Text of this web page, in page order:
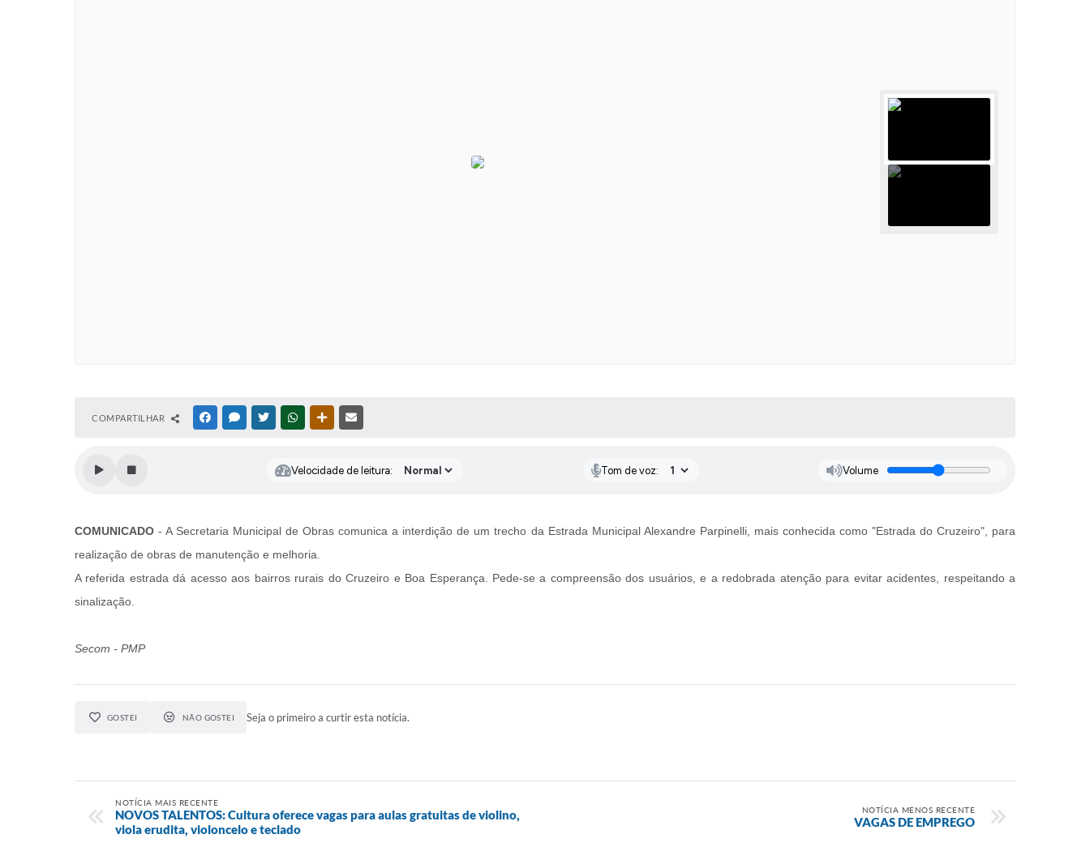
COMPARTILHAR FACEBOOKMESSENGER
TWITTERWHATSAPPOUTRAS MÍDIAS
Velocidade de leitura: Tom de voz: Volume
COMUNICADO - A Secretaria Municipal de Obras comunica a interdição de um trecho da Estrada Municipal Alexandre Parpinelli, mais conhecida como "Estrada do Cruzeiro", para
realização de obras de manutenção e melhoria.
A referida estrada dá acesso aos bairros rurais do Cruzeiro e Boa Esperança. Pede-se a compreensão dos usuários, e a redobrada atenção para evitar acidentes, respeitando a
sinalização.
Secom - PMP
GOSTEI NÃO GOSTEI Seja o primeiro a curtir esta notícia.
NOTÍCIA MAIS RECENTE
NOVOS TALENTOS: Cultura oferece vagas para aulas gratuitas de violino,
viola erudita, violoncelo e teclado
NOTÍCIA MENOS RECENTE
VAGAS DE EMPREGO